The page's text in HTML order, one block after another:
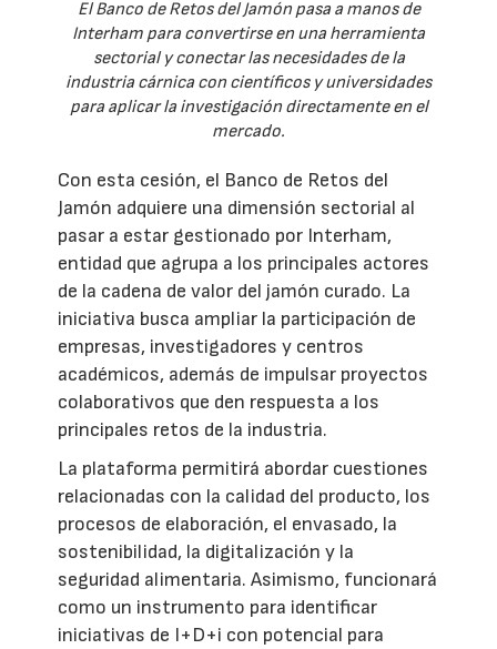
El Banco de Retos del Jamón pasa a manos de
Interham para convertirse en una herramienta
sectorial y conectar las necesidades de la
industria cárnica con científicos y universidades
para aplicar la investigación directamente en el
mercado.
Con esta cesión, el Banco de Retos del
Jamón adquiere una dimensión sectorial al
pasar a estar gestionado por Interham,
entidad que agrupa a los principales actores
de la cadena de valor del jamón curado. La
iniciativa busca ampliar la participación de
empresas, investigadores y centros
académicos, además de impulsar proyectos
colaborativos que den respuesta a los
principales retos de la industria.
La plataforma permitirá abordar cuestiones
relacionadas con la calidad del producto, los
procesos de elaboración, el envasado, la
sostenibilidad, la digitalización y la
seguridad alimentaria. Asimismo, funcionará
como un instrumento para identificar
iniciativas de I+D+i con potencial para